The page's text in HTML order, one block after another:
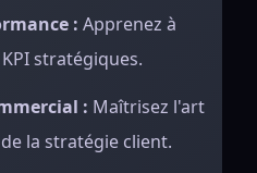
: Apprenez à
stratégiques.
: Maîtrisez l'art
la stratégie client.